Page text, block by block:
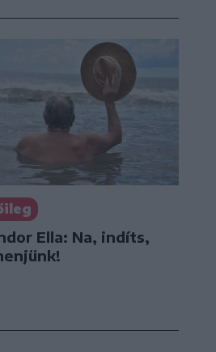
Ella: Na, indíts,